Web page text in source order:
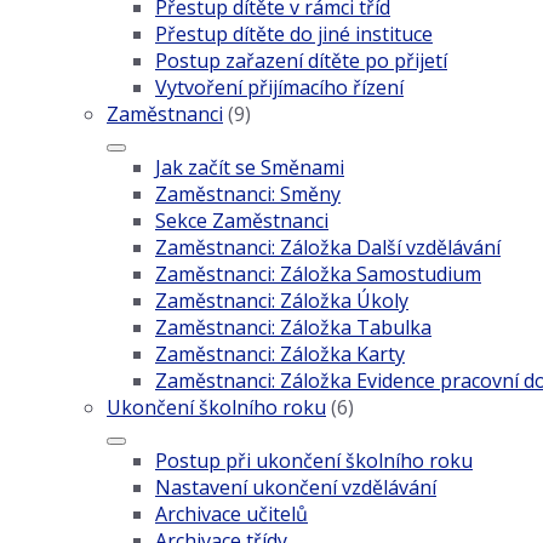
Přestup dítěte v rámci tříd
Přestup dítěte do jiné instituce
Postup zařazení dítěte po přijetí
Vytvoření přijímacího řízení
Zaměstnanci (9)
Jak začít se Směnami
Zaměstnanci: Směny
Sekce Zaměstnanci
Zaměstnanci: Záložka Další vzdělávání
Zaměstnanci: Záložka Samostudium
Zaměstnanci: Záložka Úkoly
Zaměstnanci: Záložka Tabulka
Zaměstnanci: Záložka Karty
Zaměstnanci: Záložka Evidence pracovní
Ukončení školního roku (6)
Postup při ukončení školního roku
Nastavení ukončení vzdělávání
Archivace učitelů